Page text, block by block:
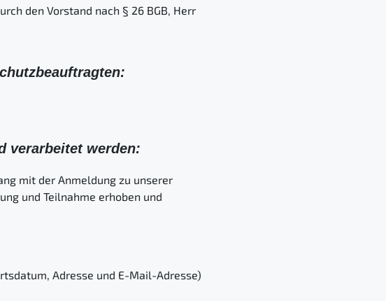
den Vorstand nach § 26 BGB, Herr
verarbeitet werden:
mit der Anmeldung zu unserer
und Teilnahme erhoben und
Adresse und E-Mail-Adresse)